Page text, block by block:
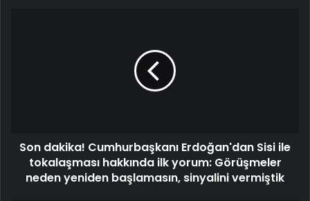
Son dakika! Cumhurbaşkanı Erdoğan'dan Sisi ile
tokalaşması hakkında ilk yorum: Görüşmeler
neden yeniden başlamasın, sinyalini vermiştik